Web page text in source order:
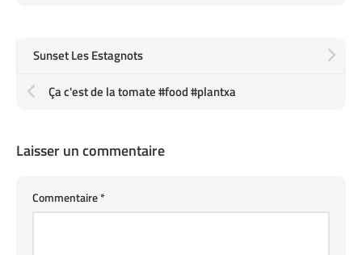
Sunset Les Estagnots
Ça c'est de la tomate #food #plantxa
Laisser un commentaire
Commentaire*